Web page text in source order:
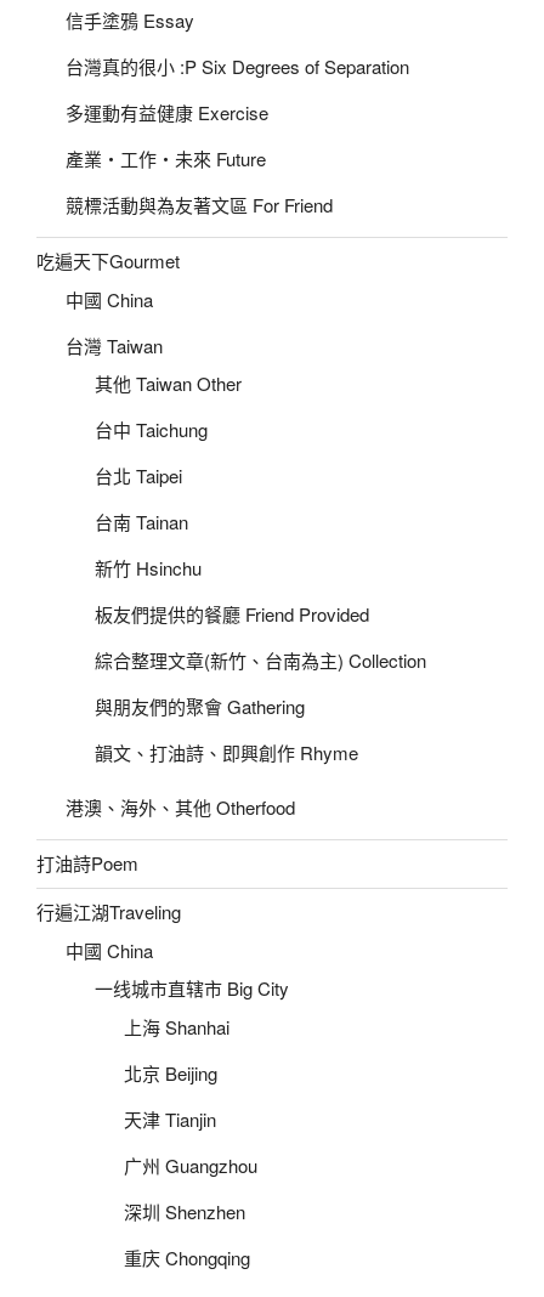
信手塗鴉 Essay
台灣真的很小 :P Six Degrees of Separation
多運動有益健康 Exercise
產業‧工作‧未來 Future
競標活動與為友著文區 For Friend
吃遍天下Gourmet
中國 China
台灣 Taiwan
其他 Taiwan Other
台中 Taichung
台北 Taipei
台南 Tainan
新竹 Hsinchu
板友們提供的餐廳 Friend Provided
綜合整理文章(新竹、台南為主) Collection
與朋友們的聚會 Gathering
韻文、打油詩、即興創作 Rhyme
港澳、海外、其他 Otherfood
打油詩Poem
行遍江湖Traveling
中國 China
一线城市直辖市 Big City
上海 Shanhai
北京 Beijing
天津 Tianjin
广州 Guangzhou
深圳 Shenzhen
重庆 Chongqing